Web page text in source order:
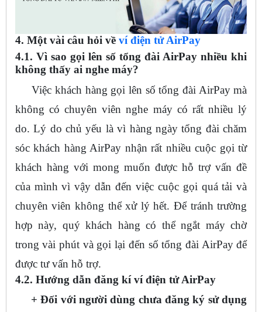
4. Một vài câu hỏi về ví điện tử AirPay
4.1. Vì sao gọi lên số tổng đài AirPay nhiều khi
không thấy ai nghe máy?
Việc khách hàng gọi lên số tổng đài AirPay mà
không có chuyên viên nghe máy có rất nhiều lý
do. Lý do chủ yếu là vì hàng ngày tổng đài chăm
sóc khách hàng AirPay nhận rất nhiều cuộc gọi từ
khách hàng với mong muốn được hỗ trợ vấn đề
của mình vì vậy dẫn đến việc cuộc gọi quá tải và
chuyên viên không thể xử lý hết. Để tránh trường
hợp này, quý khách hàng có thể ngắt máy chờ
trong vài phút và gọi lại đến số tổng đài AirPay để
được tư vấn hỗ trợ.
4.2. Hướng dẫn đăng kí ví điện tử AirPay
+ Đối với người dùng chưa đăng ký sử dụng